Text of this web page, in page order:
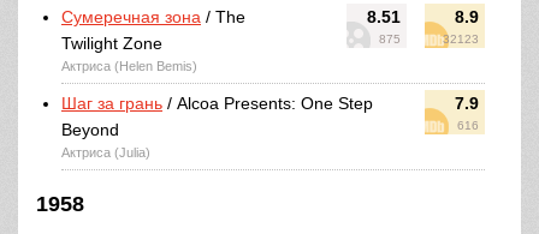
8.51
875
8.9
32123
Сумеречная зона / The
Twilight Zone
Актриса (Helen Bemis)
7.9
616
Шаг за грань / Alcoa Presents: One Step
Beyond
Актриса (Julia)
1958